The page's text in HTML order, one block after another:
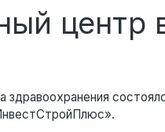
центр